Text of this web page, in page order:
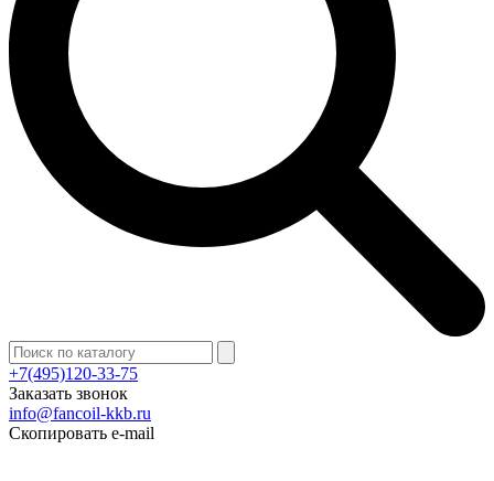
+7(495)120-33-75
Заказать звонок
info@fancoil-kkb.ru
Скопировать e-mail